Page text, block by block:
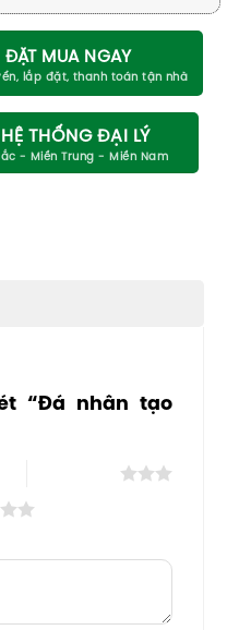
ĐẶT MUA NGAY
HỆ THỐNG ĐẠI LÝ
“Đá nhân tạo